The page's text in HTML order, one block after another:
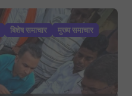
बिशेष समाचार
मुख्य समाचार